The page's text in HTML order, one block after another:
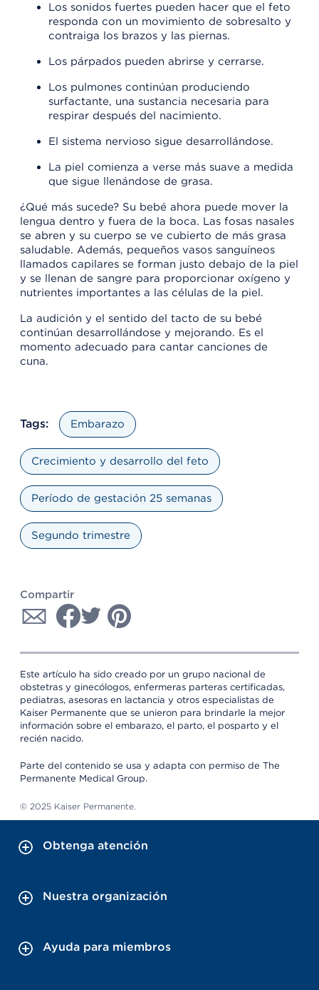
Los sonidos fuertes pueden hacer que el feto
responda con un movimiento de sobresalto y
contraiga los brazos y las piernas.
Los párpados pueden abrirse y cerrarse.
Los pulmones continúan produciendo
surfactante, una sustancia necesaria para
respirar después del nacimiento.
El sistema nervioso sigue desarrollándose.
La piel comienza a verse más suave a medida
que sigue llenándose de grasa.
¿Qué más sucede? Su bebé ahora puede mover la
lengua dentro y fuera de la boca. Las fosas nasales
se abren y su cuerpo se ve cubierto de más grasa
saludable. Además, pequeños vasos sanguíneos
llamados capilares se forman justo debajo de la piel
y se llenan de sangre para proporcionar oxígeno y
nutrientes importantes a las células de la piel.
La audición y el sentido del tacto de su bebé
continúan desarrollándose y mejorando. Es el
momento adecuado para cantar canciones de
cuna.
Tags: Embarazo
Crecimiento y desarrollo del feto
Período de gestación 25 semanas
Segundo trimestre
Compartir
Este artículo ha sido creado por un grupo nacional de
obstetras y ginecólogos, enfermeras parteras certificadas,
pediatras, asesoras en lactancia y otros especialistas de
Kaiser Permanente que se unieron para brindarle la mejor
información sobre el embarazo, el parto, el posparto y el
recién nacido.
Parte del contenido se usa y adapta con permiso de The
Permanente Medical Group.
© 2025 Kaiser Permanente.
Obtenga atención
Nuestra organización
Ayuda para miembros